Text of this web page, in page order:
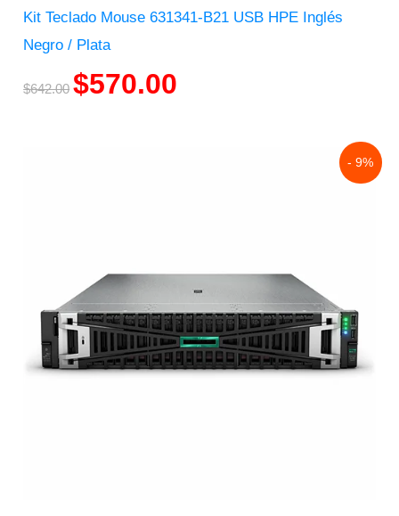
Kit Teclado Mouse 631341-B21 USB HPE Inglés
Negro / Plata
$642.00 $570.00
- 9%